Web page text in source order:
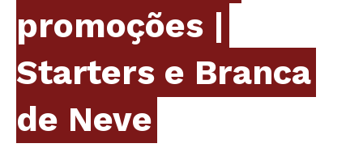
promoções |
Starters e Branca
de Neve